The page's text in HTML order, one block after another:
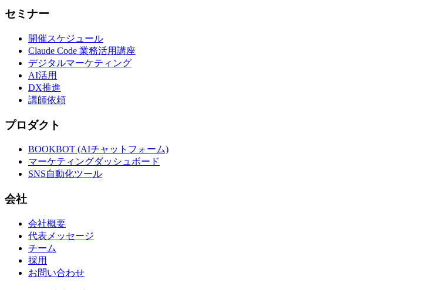
セミナー
開催スケジュール
Claude Code 業務活用講座
デジタルマーケティング
AI活用
DX推進
講師依頼
プロダクト
BOOKBOT (AIチャットフォーム)
マーケティングダッシュボード
SNS自動化ツール
会社
会社概要
代表メッセージ
チーム
採用
お問い合わせ